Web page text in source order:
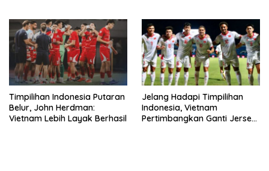
Timpilihan Indonesia Putaran
Belur, John Herdman:
Vietnam Lebih Layak Berhasil
Jelang Hadapi Timpilihan
Indonesia, Vietnam
Pertimbangkan Ganti Jersey